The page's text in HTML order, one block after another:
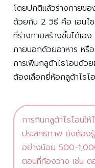
โดยปกติแล้วร่างกายขอ
ด้วยกัน 2 วิธี คือ เอนไ
ที่ร่างกายสร้างขึ้นได้เอง
ภายนอกด้วยอาหาร หรื
การเพิ่มกลูต้าไธโอนด้ว
ต้องเลือกยี่ห้อกลูต้าไธโ
การกินกลูต้าไธโอนให้
ประสิทธิภาพ ยังต้อง
อย่างน้อย 500-
ตอนที่ท้องว่าง เช่น